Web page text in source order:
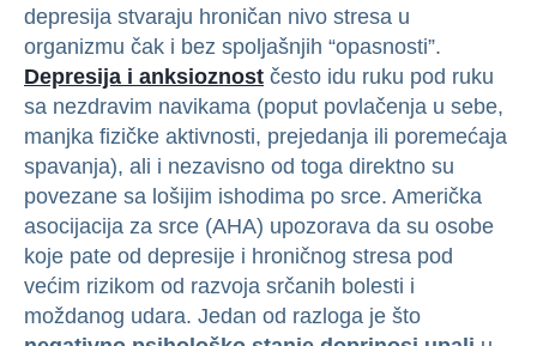
depresija stvaraju hroničan nivo stresa u
organizmu čak i bez spoljašnjih “opasnosti”.
Depresija i anksioznost često idu ruku pod ruku
sa nezdravim navikama (poput povlačenja u sebe,
manjka fizičke aktivnosti, prejedanja ili poremećaja
spavanja), ali i nezavisno od toga direktno su
povezane sa lošijim ishodima po srce. Američka
asocijacija za srce (AHA) upozorava da su osobe
koje pate od depresije i hroničnog stresa pod
većim rizikom od razvoja srčanih bolesti i
moždanog udara. Jedan od razloga je što